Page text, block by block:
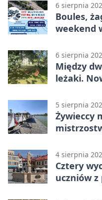
6 sierpnia
Boules,
weekend
6 sierpnia
Między
leżaki.
5 sierpnia
Żywieccy
4 sierpnia
Cztery
uczniów